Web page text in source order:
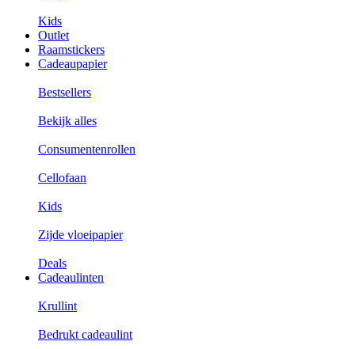
Kids
Outlet
Raamstickers
Cadeaupapier
Bestsellers
Bekijk alles
Consumentenrollen
Cellofaan
Kids
Zijde vloeipapier
Deals
Cadeaulinten
Krullint
Bedrukt cadeaulint